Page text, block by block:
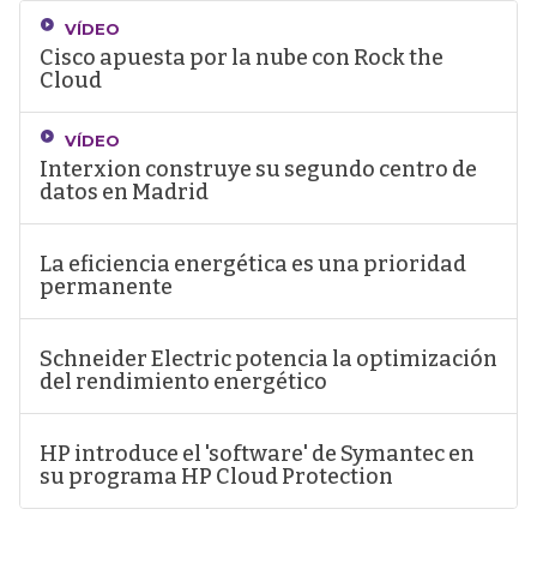
VÍDEO
Cisco apuesta por la nube con Rock the
Cloud
VÍDEO
Interxion construye su segundo centro de
datos en Madrid
La eficiencia energética es una prioridad
permanente
Schneider Electric potencia la optimización
del rendimiento energético
HP introduce el 'software' de Symantec en
su programa HP Cloud Protection